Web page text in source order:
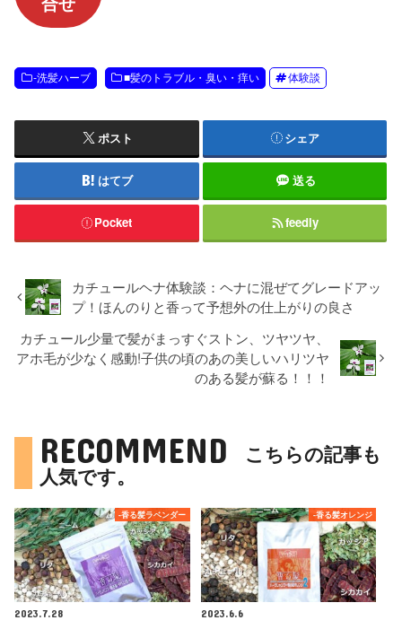
-洗髪ハーブ ■髪のトラブル・臭い・痒い 体験談
ポスト シェア
はてブ 送る
Pocket feedly
カチュールヘナ体験談：ヘナに混ぜてグレードアッ
プ！ほんのりと香って予想外の仕上がりの良さ
カチュール少量で髪がまっすぐストン、ツヤツヤ、
アホ毛が少なく感動!子供の頃のあの美しいハリツヤ
のある髪が蘇る！！！
RECOMMEND
こちらの記事も
人気です。
-香る髪ラベンダー
2023.7.28
-香る髪オレンジ
2023.6.6